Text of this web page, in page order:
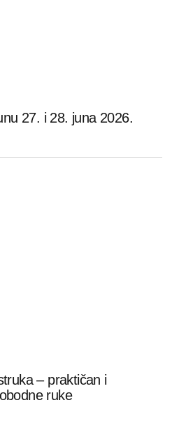
27. i 28. juna 2026.
– praktičan i
ruke